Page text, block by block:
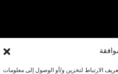
الارتباط لتخزين و/أو الوصول إلى معلومات